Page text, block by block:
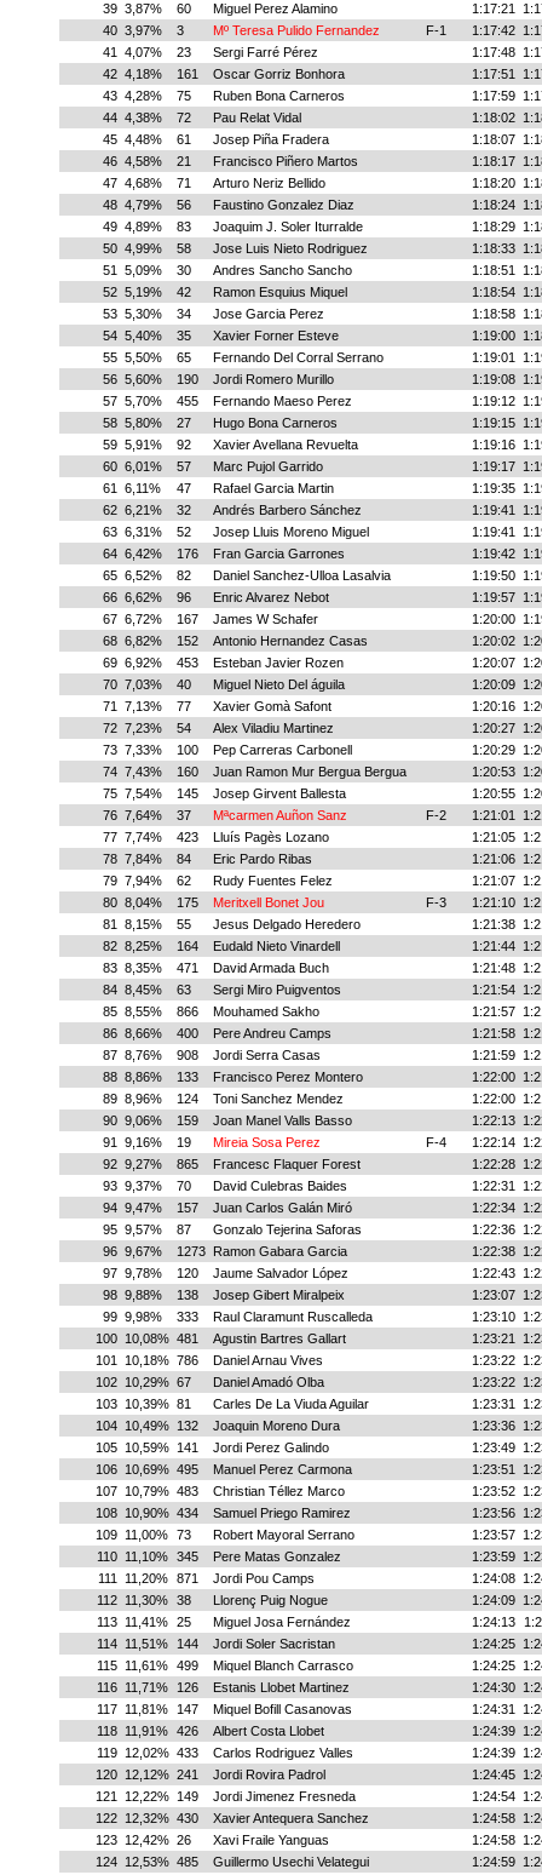
39 3,87% 60 Miguel Perez Alamino 1:17:21
40 3,97% 3 Mº Teresa Pulido Fernandez F-1 1:17:42
41
4,07% 23 Sergi Farré Pérez 1:17:48
42 4,18% 161 Oscar Gorriz Bonhora 1:17:51
43 4,28% 75 Ruben Bona Carneros 1:17:59
44 4,38% 72 Pau Relat Vidal 1:18:02
45 4,48% 61 Josep Piña Fradera 1:18:07
46 4,58% 21 Francisco Piñero Martos 1:18:17
47 4,68% 71 Arturo Neriz Bellido 1:18:20
48 4,79% 56 Faustino Gonzalez Diaz 1:18:24
49 4,89% 83 Joaquim J. Soler Iturralde 1:18:29
50 4,99% 58 Jose Luis Nieto Rodriguez 1:18:33
51
5,09% 30 Andres Sancho Sancho 1:18:51
52 5,19% 42 Ramon Esquius Miquel 1:18:54
53 5,30% 34 Jose Garcia Perez 1:18:58
54 5,40% 35 Xavier Forner Esteve 1:19:00
55 5,50% 65 Fernando Del Corral Serrano 1:19:01
56 5,60% 190 Jordi Romero Murillo 1:19:08
57 5,70% 455 Fernando Maeso Perez 1:19:12
58 5,80% 27 Hugo Bona Carneros 1:19:15
59 5,91% 92 Xavier Avellana Revuelta 1:19:16
60 6,01% 57 Marc Pujol Garrido 1:19:17
61
6,11% 47 Rafael Garcia Martin 1:19:35
62 6,21% 32 Andrés Barbero Sánchez 1:19:41
63 6,31% 52 Josep Lluis Moreno Miguel 1:19:41
64 6,42% 176 Fran Garcia Garrones 1:19:42
65 6,52% 82 Daniel Sanchez-Ulloa Lasalvia 1:19:50
66 6,62% 96 Enric Alvarez Nebot 1:19:57
67 6,72% 167 James W Schafer 1:20:00
68 6,82% 152 Antonio Hernandez Casas 1:20:02
69 6,92% 453 Esteban Javier Rozen 1:20:07
70 7,03% 40 Miguel Nieto Del águila 1:20:09
71
7,13% 77 Xavier Gomà Safont 1:20:16
72 7,23% 54 Alex Viladiu Martinez 1:20:27
73 7,33% 100 Pep Carreras Carbonell 1:20:29
74 7,43% 160 Juan Ramon Mur Bergua Bergua 1:20:53
75 7,54% 145 Josep Girvent Ballesta 1:20:55
76 7,64% 37 Mªcarmen Auñon Sanz F-2 1:21:01
77 7,74% 423 Lluís Pagès Lozano 1:21:05
78 7,84% 84 Eric Pardo Ribas 1:21:06
79 7,94% 62 Rudy Fuentes Felez 1:21:07
80 8,04% 175 Meritxell Bonet Jou F-3 1:21:10
81
8,15% 55 Jesus Delgado Heredero 1:21:38
82 8,25% 164 Eudald Nieto Vinardell 1:21:44
83 8,35% 471 David Armada Buch 1:21:48
84 8,45% 63 Sergi Miro Puigventos 1:21:54
85 8,55% 866 Mouhamed Sakho 1:21:57
86 8,66% 400 Pere Andreu Camps 1:21:58
87 8,76% 908 Jordi Serra Casas 1:21:59
88 8,86% 133 Francisco Perez Montero 1:22:00
89 8,96% 124 Toni Sanchez Mendez 1:22:00
90 9,06% 159 Joan Manel Valls Basso 1:22:13
91
9,16% 19 Mireia Sosa Perez F-4 1:22:14
92 9,27% 865 Francesc Flaquer Forest 1:22:28
93 9,37% 70 David Culebras Baides 1:22:31
94 9,47% 157 Juan Carlos Galán Miró 1:22:34
95 9,57% 87 Gonzalo Tejerina Saforas 1:22:36
96 9,67% 1273 Ramon Gabara Garcia 1:22:38
97 9,78% 120 Jaume Salvador López 1:22:43
98 9,88% 138 Josep Gibert Miralpeix 1:23:07
99 9,98% 333 Raul Claramunt Ruscalleda 1:23:10
100
10,08% 481 Agustin Bartres Gallart 1:23:21
101
10,18% 786 Daniel Arnau Vives 1:23:22
102
10,29% 67 Daniel Amadó Olba 1:23:22
103
10,39% 81 Carles De La Viuda Aguilar 1:23:31
104
10,49% 132 Joaquin Moreno Dura 1:23:36
105
10,59% 141 Jordi Perez Galindo 1:23:49
106
10,69% 495 Manuel Perez Carmona 1:23:51
107
10,79% 483 Christian Téllez Marco 1:23:52
108
10,90% 434 Samuel Priego Ramirez 1:23:56
109
11,00% 73 Robert Mayoral Serrano 1:23:57
110
11,10% 345 Pere Matas Gonzalez 1:23:59
111
11,20% 871 Jordi Pou Camps 1:24:08
112
11,30% 38 Llorenç Puig Nogue 1:24:09
113
11,41% 25 Miguel Josa Fernández 1:24:13
114
11,51% 144 Jordi Soler Sacristan 1:24:25
115
11,61% 499 Miquel Blanch Carrasco 1:24:25
116
11,71% 126 Estanis Llobet Martinez 1:24:30
117
11,81% 147 Miquel Bofill Casanovas 1:24:31
118
11,91% 426 Albert Costa Llobet 1:24:39
119
12,02% 433 Carlos Rodriguez Valles 1:24:39
120
12,12% 241 Jordi Rovira Padrol 1:24:45
121
12,22% 149 Jordi Jimenez Fresneda 1:24:54
122
12,32% 430 Xavier Antequera Sanchez 1:24:58
123
12,42% 26 Xavi Fraile Yanguas 1:24:58
124
12,53% 485 Guillermo Usechi Velategui 1:24:59